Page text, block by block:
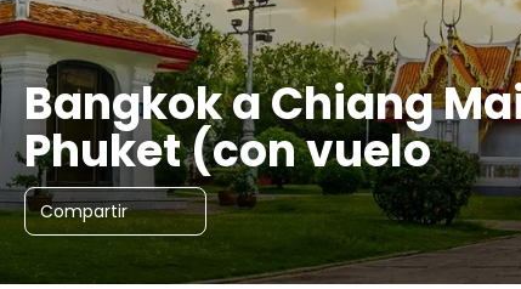
Bangkok a Chiang
Phuket (con vuelo
Compartir